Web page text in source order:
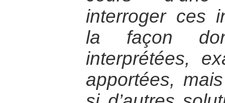
interroger ces
la façon
interprétées,
apportées,